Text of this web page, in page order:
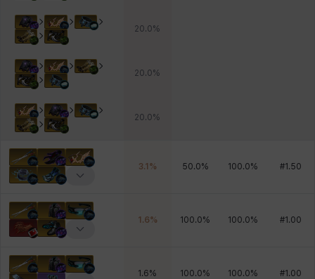
20.0%
20.0%
20.0%
3.1 % 50.0% 100.0% #1.50
1.6% 100.0% 100.0% #1.00
1.6% 100.0% 100.0% #1.00